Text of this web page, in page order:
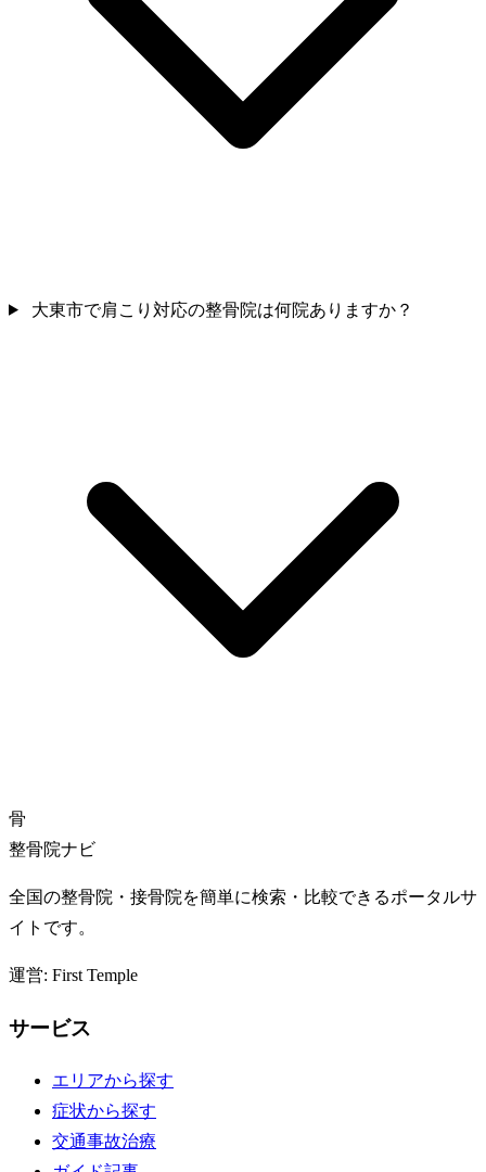
大東市で肩こり対応の整骨院は何院ありますか？
骨
整骨院ナビ
全国の整骨院・接骨院を簡単に検索・比較できるポータルサ
イトです。
運営: First Temple
サービス
エリアから探す
症状から探す
交通事故治療